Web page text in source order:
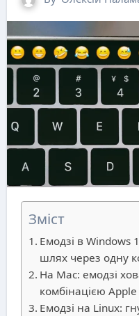
Зміст
Емодзі в
шлях через одну
На Mac: емодзі
комбінацією Apple
Емодзі на Linux: